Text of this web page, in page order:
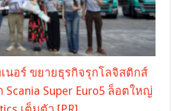
อร์ ขยายธุรกิจรุกโลจิสติกส์
Super Euro5 ล็อตใหญ่